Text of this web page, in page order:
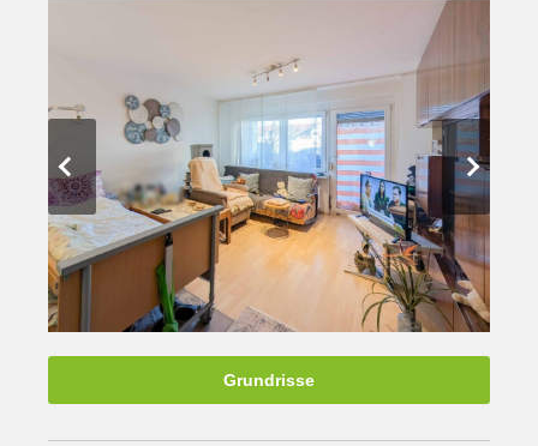
Grundrisse